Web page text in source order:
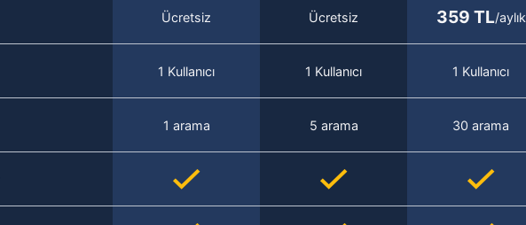
Ücretsiz Ücretsiz 359 TL/aylık
1 Kullanıcı 1 Kullanıcı 1 Kullanıcı
1 arama 5 arama 30 arama